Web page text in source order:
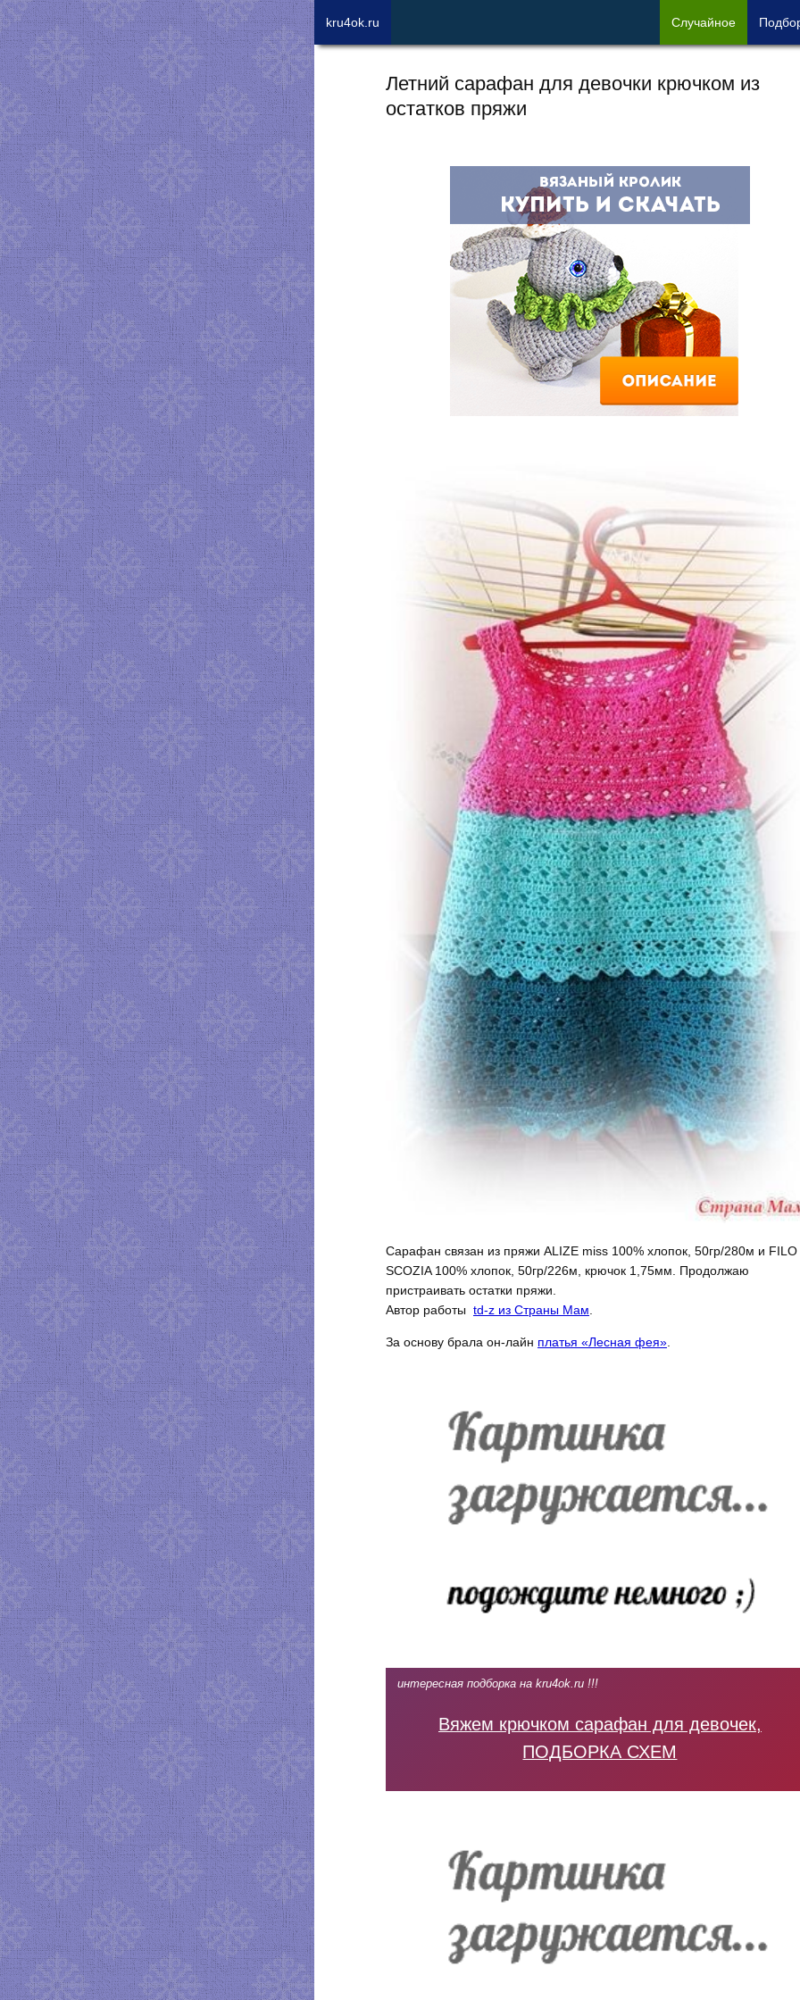
Летний сарафан для девочки крючком из
остатков пряжи
Сарафан связан из пряжи ALIZE miss 100% хлопок, 50гр/280м и FILO
SCOZIA 100% хлопок, 50гр/226м, крючок 1,75мм. Продолжаю
пристраивать остатки пряжи.
Автор работы td-z из Страны Мам
За основу брала он-лайн платья «Лесная фея».
интересная подборка на kru4ok.ru !!!
Вяжем крючком сарафан для девочек,
ПОДБОРКА СХЕМ
kru4ok.ru Случайное Под